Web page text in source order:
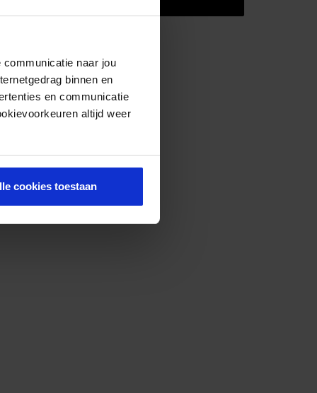
naar jou
binnen en
en communicatie
altijd weer
cookies toestaan